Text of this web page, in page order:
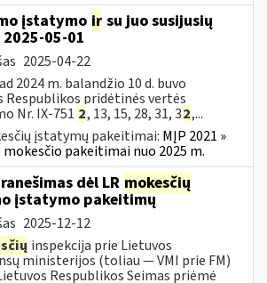
įstatymo ir su juo susijusių
05-01
2025-04-22
2024 m. balandžio 10 d. buvo
pridėtinės vertės
Nr. IX-751 2, 13, 15, 28, 31, 32,...
įstatymų pakeitimai: MĮP 2021 »
pakeitimai nuo 2025 m.
dėl LR mokesčių
įstatymo pakeitimų
2025-12-12
inspekcija prie Lietuvos
ministerijos (toliau — VMI prie FM)
Respublikos Seimas priėmė